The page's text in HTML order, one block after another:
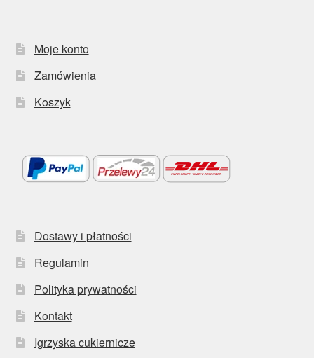
Moje konto
Zamówienia
Koszyk
Dostawy i płatności
Regulamin
Polityka prywatności
Kontakt
Igrzyska cukiernicze